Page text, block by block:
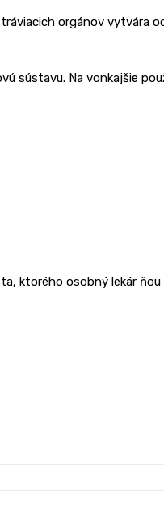
orgánov vytvára
sústavu. Na vonkajšie
ktorého osobný lekár ňou